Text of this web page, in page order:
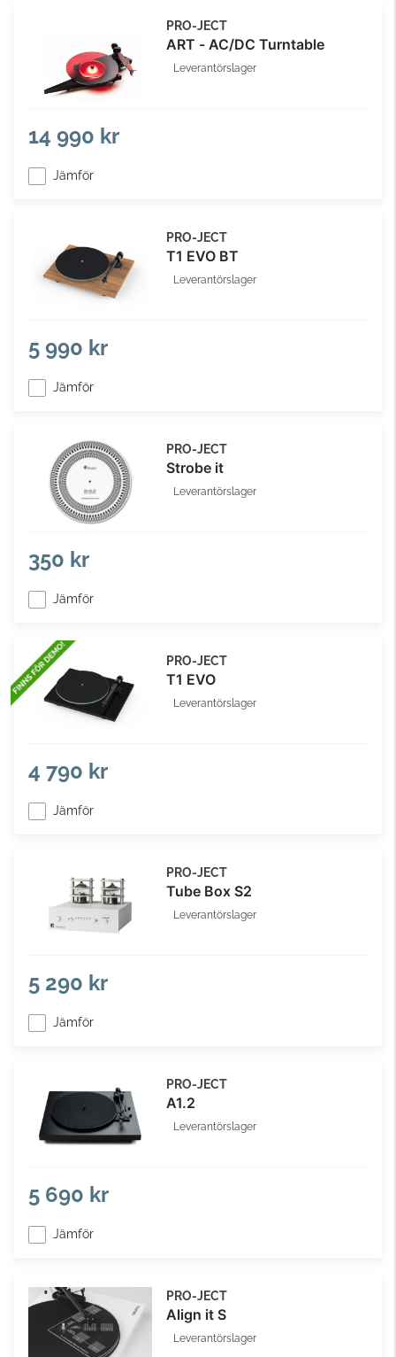
PRO-JECT
ART - AC/DC Turntable
Leverantörslager
14 990 kr
Jämför
PRO-JECT
T1 EVO BT
Leverantörslager
5 990 kr
Jämför
PRO-JECT
Strobe it
Leverantörslager
350 kr
Jämför
PRO-JECT
T1 EVO
Leverantörslager
4 790 kr
Jämför
PRO-JECT
Tube Box S2
Leverantörslager
5 290 kr
Jämför
PRO-JECT
A1.2
Leverantörslager
5 690 kr
Jämför
PRO-JECT
Align it S
Leverantörslager